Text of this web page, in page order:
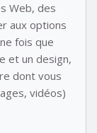
Web, des
aux options
fois que
et un design,
dont vous
vidéos)